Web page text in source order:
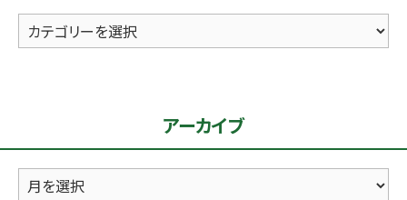
カ
テ
アーカイブ
ア